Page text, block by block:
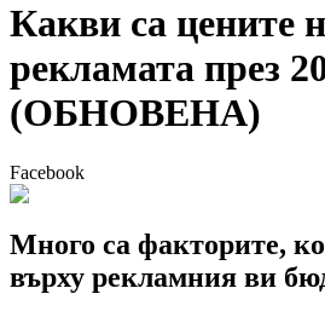
Какви са цените
рекламата през
(ОБНОВЕНА)
Facebook
Много са факторите,
върху рекламния ви